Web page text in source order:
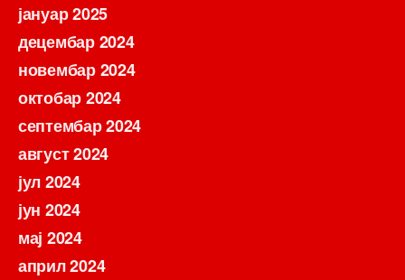
јануар 2025
децембар 2024
новембар 2024
октобар 2024
септембар 2024
август 2024
јул 2024
јун 2024
мај 2024
април 2024